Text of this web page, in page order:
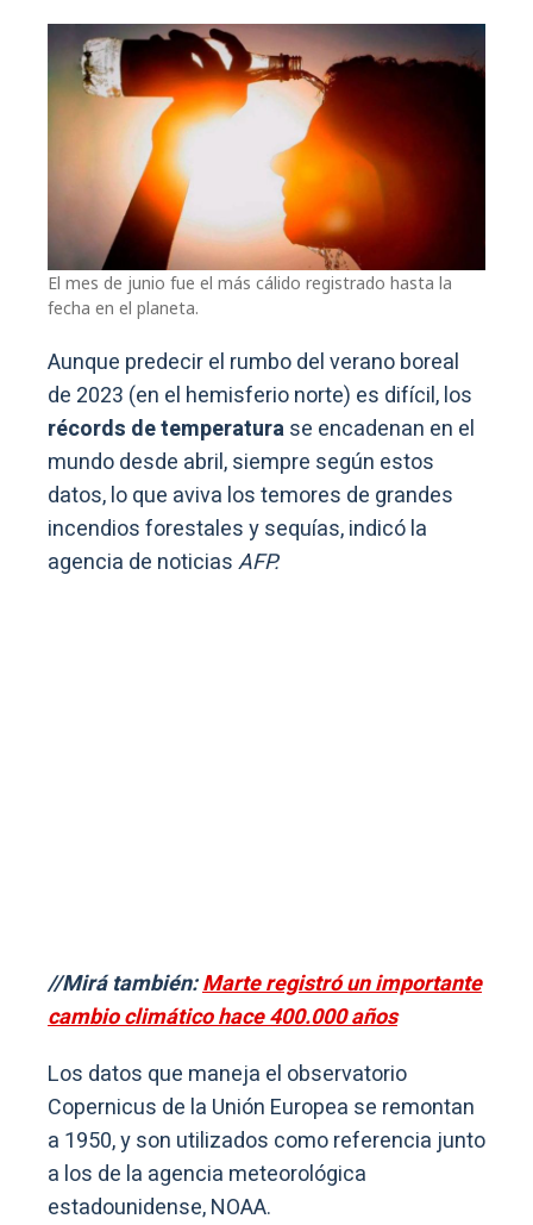
El mes de junio fue el más cálido registrado hasta la
fecha en el planeta.
Aunque predecir el rumbo del verano boreal
de 2023 (en el hemisferio norte) es difícil, los
récords de temperaturase encadenan en el
mundo desde abril, siempre según estos
datos, lo que aviva los temores de grandes
incendios forestales y sequías, indicó la
agencia de noticiasAFP.
//Mirá también:Marte registró un importante
cambio climático hace 400.000 años
Los datos que maneja el observatorio
Copernicus de la Unión Europea se remontan
a 1950, y son utilizados como referencia junto
a los de la agencia meteorológica
estadounidense, NOAA.